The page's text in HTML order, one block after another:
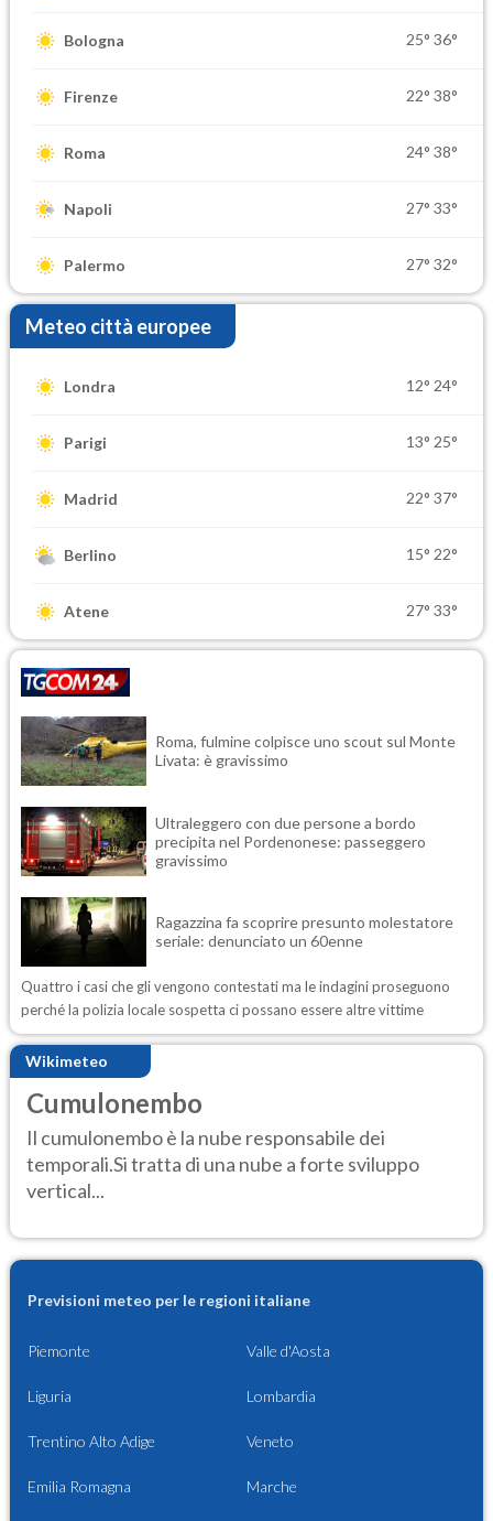
Bologna 25° 36°
Firenze 22° 38°
Roma 24° 38°
Napoli 27° 33°
Palermo 27° 32°
Meteo città europee
Londra 12° 24°
Parigi 13° 25°
Madrid 22° 37°
Berlino 15° 22°
Atene 27° 33°
Roma, fulmine colpisce uno scout sul Monte
Livata: è gravissimo
Ultraleggero con due persone a bordo
precipita nel Pordenonese: passeggero
gravissimo
Ragazzina fa scoprire presunto molestatore
seriale: denunciato un 60enne
Quattro i casi che gli vengono contestati ma le indagini proseguono
perché la polizia locale sospetta ci possano essere altre vittime
Wikimeteo
Cumulonembo
Il cumulonembo è la nube responsabile dei
temporali.Si tratta di una nube a forte sviluppo
vertical...
Previsioni meteo per le regioni italiane
Piemonte Valle d'Aosta
Liguria Lombardia
Trentino Alto Adige Veneto
Emilia Romagna Marche